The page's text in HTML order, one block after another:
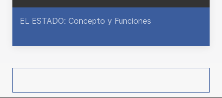
EL ESTADO: Concepto y Funciones